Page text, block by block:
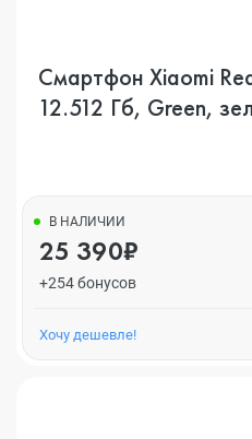
Смартфон Xiaomi
12.512 Гб, Green,
В НАЛИЧИИ
25 390₽
+254 бонусов
Хочу дешевле!